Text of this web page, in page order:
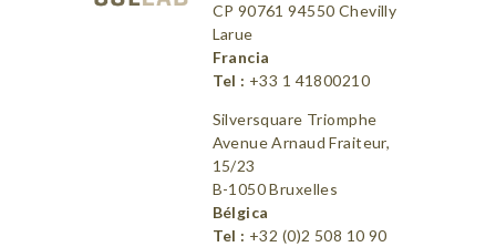
CP 90761 94550 Chevilly
Larue
Francia
Tel : +33 1 41800210
Silversquare Triomphe
Avenue Arnaud Fraiteur,
15/23
B-1050 Bruxelles
Bélgica
Tel : +32 (0)2 508 10 90